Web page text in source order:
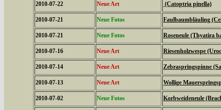
2010-07-22 Neue Art (Catoptria pinella)
2010-07-21 Neue Fotos Faulbaumbläuling
2010-07-21 Neue Fotos Roseneule (Thyatira
2010-07-16 Neue Art Riesenholzwespe
2010-07-14 Neue Art Zebraspringspinne
2010-07-13 Neue Art Wollige
2010-07-02 Neue Fotos Korbweideneule